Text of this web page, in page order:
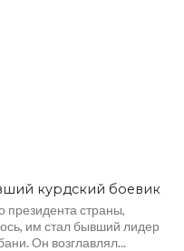
курдский боевик
президента страны,
им стал бывший лидер
Он возглавлял...